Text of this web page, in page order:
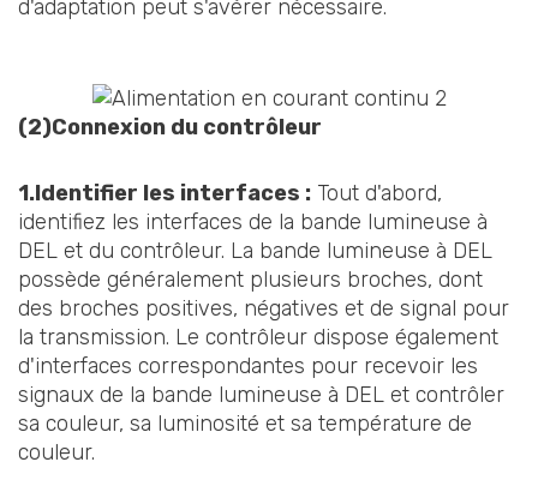
d'adaptation peut s'avérer nécessaire.
(2)Connexion du contrôleur
1.Identifier les interfaces : Tout d'abord,
identifiez les interfaces de la bande lumineuse à
DEL et du contrôleur. La bande lumineuse à DEL
possède généralement plusieurs broches, dont
des broches positives, négatives et de signal pour
la transmission. Le contrôleur dispose également
d'interfaces correspondantes pour recevoir les
signaux de la bande lumineuse à DEL et contrôler
sa couleur, sa luminosité et sa température de
couleur.